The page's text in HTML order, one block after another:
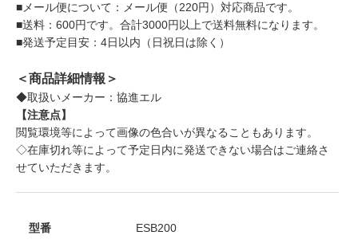
■メール便について：メール便（220円）対応商品です。
■送料：600円です。合計3000円以上で送料無料になります。
■発送予定目安：4日以内（日祝日は除く）
＜商品詳細情報＞
◆取扱いメーカー：協進エル
【注意点】
閲覧環境等によって画像の色合いが異なることもあります。
◇在庫切れ等によって予定日内に発送できない場合はご連絡さ
せていただきます。
型番 ESB200